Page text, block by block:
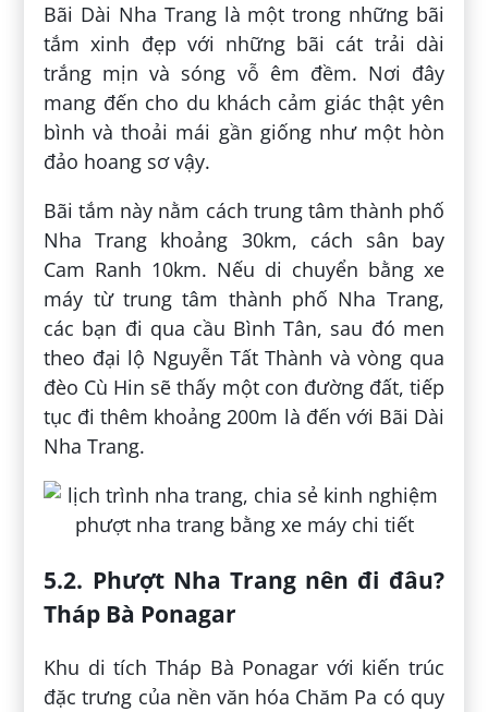
Bãi Dài Nha Trang là một trong những bãi
tắm xinh đẹp với những bãi cát trải dài
trắng mịn và sóng vỗ êm đềm. Nơi đây
mang đến cho du khách cảm giác thật yên
bình và thoải mái gần giống như một hòn
đảo hoang sơ vậy.
Bãi tắm này nằm cách trung tâm thành phố
Nha Trang khoảng 30km, cách sân bay
Cam Ranh 10km. Nếu di chuyển bằng xe
máy từ trung tâm thành phố Nha Trang,
các bạn đi qua cầu Bình Tân, sau đó men
theo đại lộ Nguyễn Tất Thành và vòng qua
đèo Cù Hin sẽ thấy một con đường đất, tiếp
tục đi thêm khoảng 200m là đến với Bãi Dài
Nha Trang.
5.2. Phượt Nha Trang nên đi đâu?
Tháp Bà Ponagar
Khu di tích Tháp Bà Ponagar với kiến trúc
đặc trưng của nền văn hóa Chăm Pa có quy